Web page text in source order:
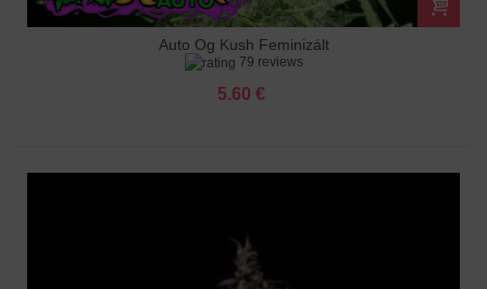
Auto Og Kush Feminizált
79 reviews
5.60 €